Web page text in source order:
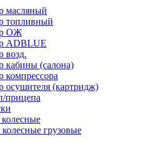
масляный
топливный
ОЖ
ADBLUE
возд.
кабины (салона)
компрессора
осушителя (картридж)
прицепа
грузовые